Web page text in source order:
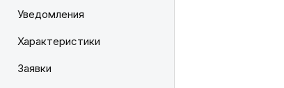
Уведомления
Характеристики
Заявки